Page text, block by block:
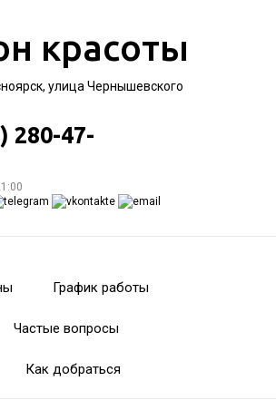
красоты
улица Чернышевского
280-47-
График работы
Частые вопросы
Как добраться